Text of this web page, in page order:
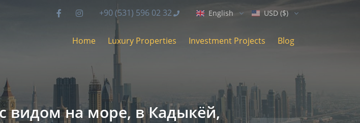
+90 (531) 596 02 32 English USD ($)
Home Luxury Properties Investment Projects Blog
видом на море, в Кадыкёй,